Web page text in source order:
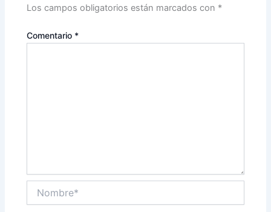
Los campos obligatorios están marcados con *
Comentario *